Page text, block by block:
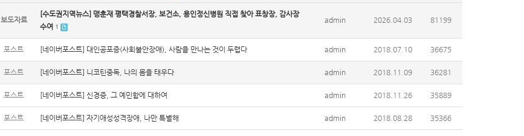
보도자료
[수도권지역뉴스] 맹훈재 평택경찰서장, 보건소, 용인정신병원 직접 찾아 표창장, 감사장
수여 1
admin 2026.04.03 81199
포스트 [네이버포스트] 대인공포증(사회불안장애), 사람을 만나는 것이 두렵다 admin 2018.07.10 36675
포스트 [네이버포스트] 니코틴중독, 나의 몸을 태우다 admin 2018.11.09 36281
포스트 [네이버포스트] 신경증, 그 예민함에 대하여 admin 2018.11.26 35889
포스트 [네이버포스트] 자기애성성격장애, 나만 특별해 admin 2018.08.28 35366